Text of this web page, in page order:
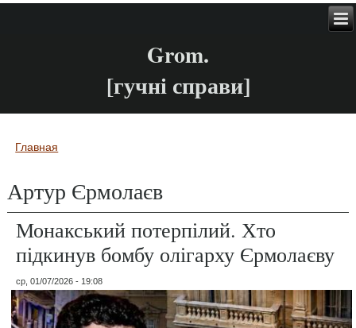
Grom.
[гучні справи]
Вы здесь
Главная
Артур Єрмолаєв
Монакський потерпілий. Хто
підкинув бомбу олігарху Єрмолаєву
ср, 01/07/2026 - 19:08